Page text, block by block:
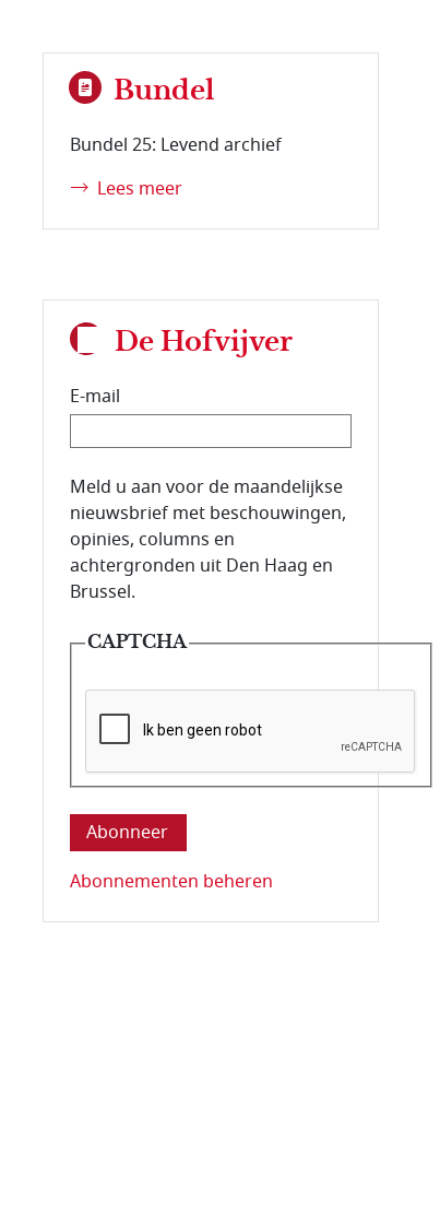
Bundel
Bundel 25: Levend archief
Lees meer
De Hofvijver
E-mail
E-mailadres van de abonnee.
Meld u aan voor de maandelijkse
nieuwsbrief met beschouwingen,
opinies, columns en
achtergronden uit Den Haag en
Brussel.
CAPTCHA
Deze vraag is om te controleren dat u
Abonnementen beheren